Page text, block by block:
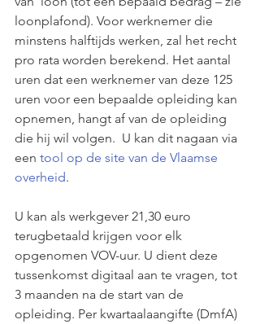
loonplafond). Voor werknemer die
minstens halftijds werken, zal het recht
pro rata worden berekend. Het aantal
uren dat een werknemer van deze 125
uren voor een bepaalde opleiding kan
opnemen, hangt af van de opleiding
die hij wil volgen.  U kan dit nagaan via
een tool op de site van de Vlaamse
overheid.
U kan als werkgever 21,30 euro
terugbetaald krijgen voor elk
opgenomen VOV-uur. U dient deze
tussenkomst digitaal aan te vragen, tot
3 maanden na de start van de
opleiding. Per kwartaalaangifte (DmfA)